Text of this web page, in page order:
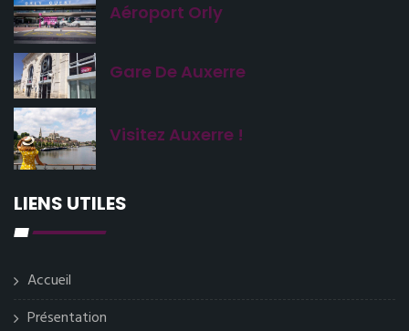
Aéroport Orly
Gare De Auxerre
Visitez Auxerre !
LIENS UTILES
Accueil
Présentation